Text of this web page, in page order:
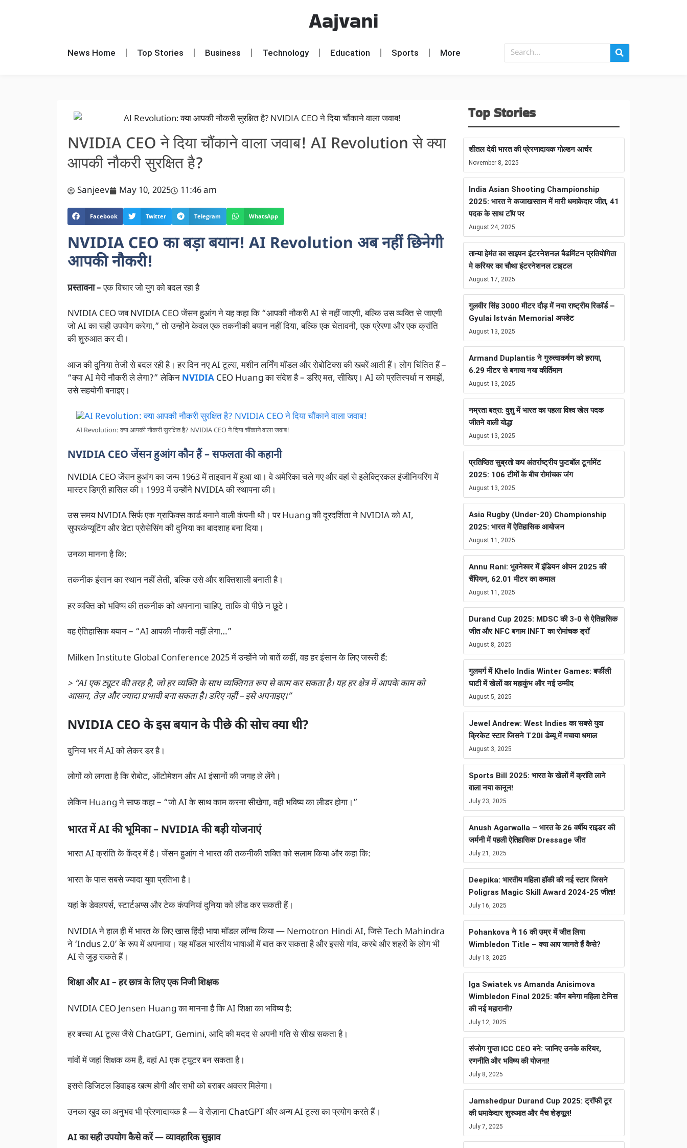
Aajvani
News Home Top Stories Business Technology Education Sports More
NVIDIA CEO ने दिया चौंकाने वाला जवाब! AI Revolution से क्या
आपकी नौकरी सुरक्षित है?
Sanjeev May 10, 2025 11:46 am
Facebook Twitter Telegram WhatsApp
NVIDIA CEO का बड़ा बयान! AI Revolution अब नहीं छिनेगी
आपकी नौकरी!
प्रस्तावना –एक विचार जो युग को बदल रहा है
NVIDIA CEO जब NVIDIA CEO जेंसन हुआंग ने यह कहा कि “आपकी नौकरी AI से नहीं जाएगी, बल्कि उस व्यक्ति से जाएगी
जो AI का सही उपयोग करेगा,” तो उन्होंने केवल एक तकनीकी बयान नहीं दिया, बल्कि एक चेतावनी, एक प्रेरणा और एक क्रांति
की शुरुआत कर दी।
आज की दुनिया तेजी से बदल रही है। हर दिन नए AI टूल्स, मशीन लर्निंग मॉडल और रोबोटिक्स की खबरें आती हैं। लोग चिंतित हैं –
“क्या AI मेरी नौकरी ले लेगा?” लेकिन NVIDIA CEO Huang का संदेश है – डरिए मत, सीखिए। AI को प्रतिस्पर्धा न समझें,
उसे सहयोगी बनाइए।
AI Revolution: क्या आपकी नौकरी सुरक्षित है? NVIDIA CEO ने दिया चौंकाने वाला जवाब!
NVIDIA CEO जेंसन हुआंग कौन हैं – सफलता की कहानी
NVIDIA CEO जेंसन हुआंग का जन्म 1963 में ताइवान में हुआ था। वे अमेरिका चले गए और वहां से इलेक्ट्रिकल इंजीनियरिंग में
मास्टर डिग्री हासिल की। 1993 में उन्होंने NVIDIA की स्थापना की।
उस समय NVIDIA सिर्फ एक ग्राफिक्स कार्ड बनाने वाली कंपनी थी। पर Huang की दूरदर्शिता ने NVIDIA को AI,
सुपरकंप्यूटिंग और डेटा प्रोसेसिंग की दुनिया का बादशाह बना दिया।
उनका मानना है कि:
तकनीक इंसान का स्थान नहीं लेती, बल्कि उसे और शक्तिशाली बनाती है।
हर व्यक्ति को भविष्य की तकनीक को अपनाना चाहिए, ताकि वो पीछे न छूटे।
वह ऐतिहासिक बयान – “AI आपकी नौकरी नहीं लेगा…”
Milken Institute Global Conference 2025 में उन्होंने जो बातें कहीं, वह हर इंसान के लिए जरूरी हैं:
> “AI एक ट्यूटर की तरह है, जो हर व्यक्ति के साथ व्यक्तिगत रूप से काम कर सकता है। यह हर क्षेत्र में आपके काम को
आसान, तेज़ और ज्यादा प्रभावी बना सकता है। डरिए नहीं – इसे अपनाइए।”
NVIDIA CEO के इस बयान के पीछे की सोच क्या थी?
दुनिया भर में AI को लेकर डर है।
लोगों को लगता है कि रोबोट, ऑटोमेशन और AI इंसानों की जगह ले लेंगे।
लेकिन Huang ने साफ कहा – “जो AI के साथ काम करना सीखेगा, वही भविष्य का लीडर होगा।”
भारत में AI की भूमिका – NVIDIA की बड़ी योजनाएं
भारत AI क्रांति के केंद्र में है। जेंसन हुआंग ने भारत की तकनीकी शक्ति को सलाम किया और कहा कि:
भारत के पास सबसे ज्यादा युवा प्रतिभा है।
यहां के डेवलपर्स, स्टार्टअप्स और टेक कंपनियां दुनिया को लीड कर सकती हैं।
NVIDIA ने हाल ही में भारत के लिए खास हिंदी भाषा मॉडल लॉन्च किया — Nemotron Hindi AI, जिसे Tech Mahindra
ने ‘Indus 2.0’ के रूप में अपनाया। यह मॉडल भारतीय भाषाओं में बात कर सकता है और इससे गांव, कस्बे और शहरों के लोग भी
AI से जुड़ सकते हैं।
शिक्षा और AI – हर छात्र के लिए एक निजी शिक्षक
NVIDIA CEO Jensen Huang का मानना है कि AI शिक्षा का भविष्य है:
हर बच्चा AI टूल्स जैसे ChatGPT, Gemini, आदि की मदद से अपनी गति से सीख सकता है।
गांवों में जहां शिक्षक कम हैं, वहां AI एक ट्यूटर बन सकता है।
इससे डिजिटल डिवाइड खत्म होगी और सभी को बराबर अवसर मिलेगा।
उनका खुद का अनुभव भी प्रेरणादायक है — वे रोज़ाना ChatGPT और अन्य AI टूल्स का प्रयोग करते हैं।
AI का सही उपयोग कैसे करें — व्यावहारिक सुझाव
Top Stories
शीतल देवी भारत की प्रेरणादायक गोल्डन आर्चर
November 8, 2025
India Asian Shooting Championship
2025: भारत ने कजाखस्तान में मारी धमाकेदार जीत, 41
पदक के साथ टॉप पर
August 24, 2025
तान्या हेमंत का साइपन इंटरनेशनल बैडमिंटन प्रतियोगिता
मे करियर का चौथा इंटरनेशनल टाइटल
August 17, 2025
गुलवीर सिंह 3000 मीटर दौड़ में नया राष्ट्रीय रिकॉर्ड –
Gyulai István Memorial अपडेट
August 13, 2025
Armand Duplantis ने गुरुत्वाकर्षण को हराया,
6.29 मीटर से बनाया नया कीर्तिमान
August 13, 2025
नम्रता बत्रा: वुशु में भारत का पहला विश्व खेल पदक
जीतने वाली योद्धा
August 13, 2025
प्रतिष्ठित सुब्रतो कप अंतर्राष्ट्रीय फुटबॉल टूर्नामेंट
2025: 106 टीमों के बीच रोमांचक जंग
August 13, 2025
Asia Rugby (Under-20) Championship
2025: भारत में ऐतिहासिक आयोजन
August 11, 2025
Annu Rani: भुवनेश्वर में इंडियन ओपन 2025 की
चैंपियन, 62.01 मीटर का कमाल
August 11, 2025
Durand Cup 2025: MDSC की 3-0 से ऐतिहासिक
जीत और NFC बनाम INFT का रोमांचक ड्रॉ
August 8, 2025
गुलमर्ग में Khelo India Winter Games: बर्फीली
घाटी में खेलों का महाकुंभ और नई उम्मीद
August 5, 2025
Jewel Andrew: West Indies का सबसे युवा
क्रिकेट स्टार जिसने T20I डेब्यू में मचाया धमाल
August 3, 2025
Sports Bill 2025: भारत के खेलों में क्रांति लाने
वाला नया कानून!
July 23, 2025
Anush Agarwalla – भारत के 26 वर्षीय राइडर की
जर्मनी में पहली ऐतिहासिक Dressage जीत
July 21, 2025
Deepika: भारतीय महिला हॉकी की नई स्टार जिसने
Poligras Magic Skill Award 2024-25 जीता!
July 16, 2025
Pohankova ने 16 की उम्र में जीत लिया
Wimbledon Title – क्या आप जानते हैं कैसे?
July 13, 2025
Iga Swiatek vs Amanda Anisimova
Wimbledon Final 2025: कौन बनेगा महिला टेनिस
की नई महारानी?
July 12, 2025
संजोग गुप्ता ICC CEO बने: जानिए उनके करियर,
रणनीति और भविष्य की योजना!
July 8, 2025
Jamshedpur Durand Cup 2025: ट्रॉफी टूर
की धमाकेदार शुरुआत और मैच शेड्यूल!
July 7, 2025